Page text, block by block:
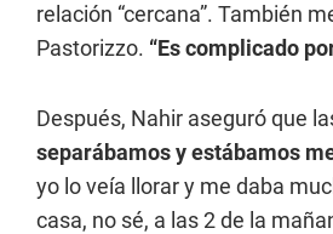
relación “cercana”. También
Pastorizzo. “Es complicado
Después, Nahir aseguró que
separábamos y estábamos
yo lo veía llorar y me daba
casa, no sé, a las 2 de la